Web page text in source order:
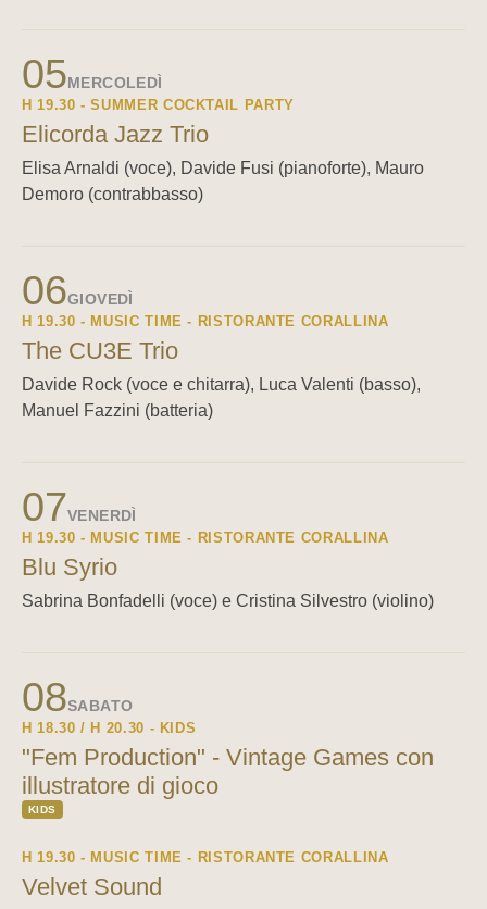
05MERCOLEDÌ
H 19.30 - SUMMER COCKTAIL PARTY
Elicorda Jazz Trio
Elisa Arnaldi (voce), Davide Fusi (pianoforte), Mauro
Demoro (contrabbasso)
06GIOVEDÌ
H 19.30 - MUSIC TIME - RISTORANTE CORALLINA
The CU3E Trio
Davide Rock (voce e chitarra), Luca Valenti (basso),
Manuel Fazzini (batteria)
07VENERDÌ
H 19.30 - MUSIC TIME - RISTORANTE CORALLINA
Blu Syrio
Sabrina Bonfadelli (voce) e Cristina Silvestro (violino)
08SABATO
H 18.30 / H 20.30 - KIDS
"Fem Production" - Vintage Games con
illustratore di gioco
KIDS
H 19.30 - MUSIC TIME - RISTORANTE CORALLINA
Velvet Sound